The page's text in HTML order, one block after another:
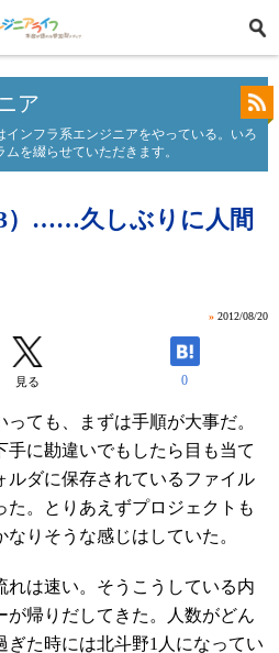
ア
ンフラ系エンジニアをやっている。いろ
を綴らせていただきます。
）……久しぶりに人間
» 2012/08/20
見る 0
ても、まずは手順が大事だ。
に勘違いでもしたら目も当て
ルダに保存されているファイル
た。とりあえずプロジェクトも
りそうな感じはしていた。
は速い。そうこうしている内
が帰りだしてきた。人数がどん
ぎた時には北斗野1人になってい